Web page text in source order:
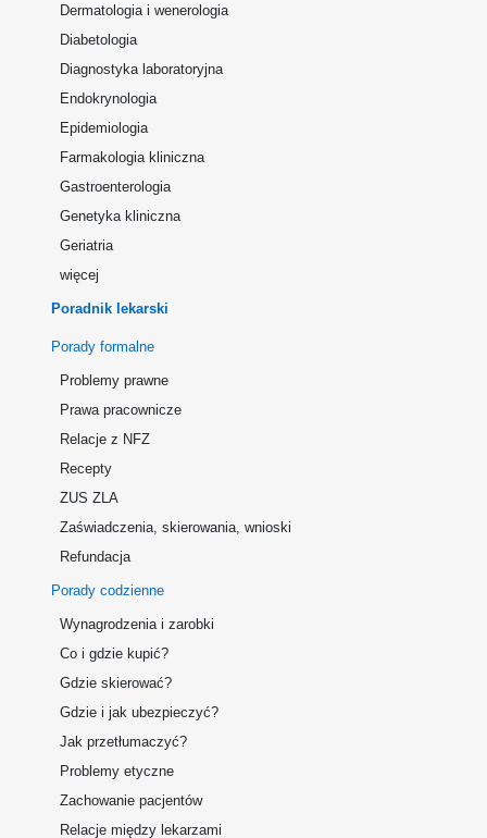
Dermatologia i wenerologia
Diabetologia
Diagnostyka laboratoryjna
Endokrynologia
Epidemiologia
Farmakologia kliniczna
Gastroenterologia
Genetyka kliniczna
Geriatria
więcej
Poradnik lekarski
Porady formalne
Problemy prawne
Prawa pracownicze
Relacje z NFZ
Recepty
ZUS ZLA
Zaświadczenia, skierowania, wnioski
Refundacja
Porady codzienne
Wynagrodzenia i zarobki
Co i gdzie kupić?
Gdzie skierować?
Gdzie i jak ubezpieczyć?
Jak przetłumaczyć?
Problemy etyczne
Zachowanie pacjentów
Relacje między lekarzami